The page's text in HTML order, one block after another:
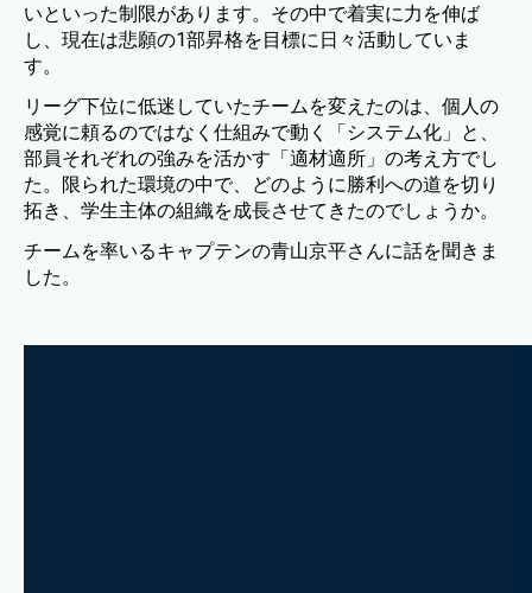
いといった制限があります。その中で着実に力を伸ば
し、現在は悲願の1部昇格を目標に日々活動していま
す。
リーグ下位に低迷していたチームを変えたのは、個人の
感覚に頼るのではなく仕組みで動く「システム化」と、
部員それぞれの強みを活かす「適材適所」の考え方でし
た。限られた環境の中で、どのように勝利への道を切り
拓き、学生主体の組織を成長させてきたのでしょうか。
チームを率いるキャプテンの青山京平さんに話を聞きま
した。